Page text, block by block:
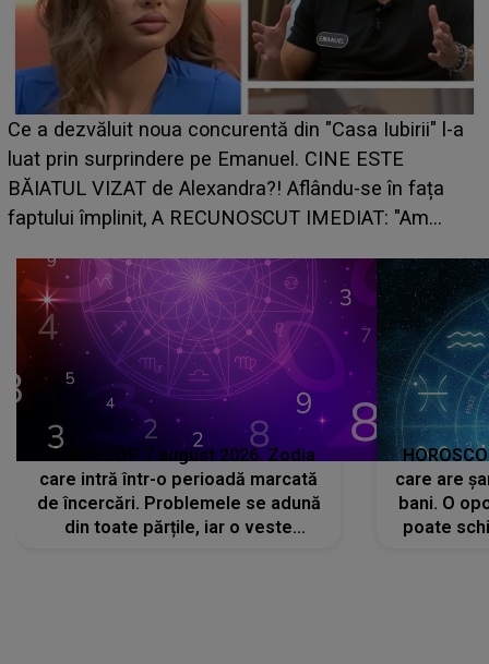
Ce a dezvăluit noua concurentă din "Casa Iubirii" l-a
luat prin surprindere pe Emanuel. CINE ESTE
BĂIATUL VIZAT de Alexandra?! Aflându-se în fața
faptului împlinit, A RECUNOSCUT IMEDIAT: "Am
HOROSCOP 7 august 2026. Zodia
care intră într-o perioadă marcată
de încercări. Problemele se adună
din toate părțile, iar o veste
care are
bani. O
poate